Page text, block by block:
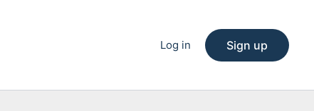
Log in Sign up